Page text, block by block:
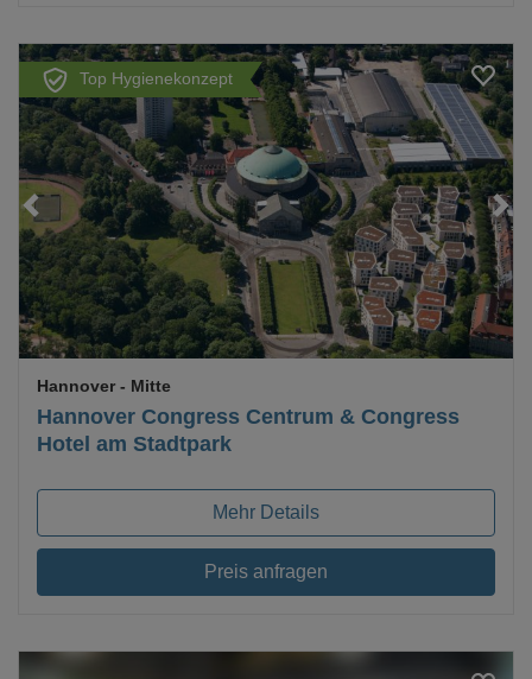
Top Hygienekonzept
Loading...
Hannover Congress Centrum & Congress
Hotel am Stadtpark
Hannover - Mitte
Mehr Details
Preis anfragen